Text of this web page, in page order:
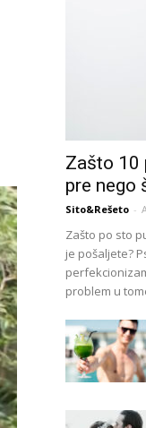
Zašto 10
pre nego
Sito&Rešeto -
Zašto po sto
je pošaljete?
problem u